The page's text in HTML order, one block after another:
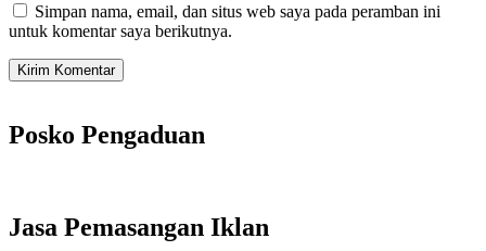
Simpan nama, email, dan situs web saya pada peramban ini
untuk komentar saya berikutnya.
Posko Pengaduan
Jasa Pemasangan Iklan